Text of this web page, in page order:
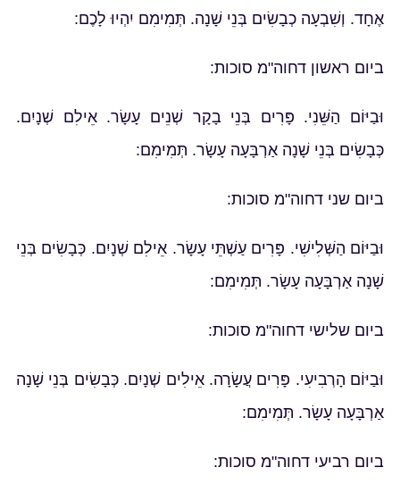
אֶחָד. וְשִׁבְעָה כְבָשִׂים בְּנֵי שָׁנָה. תְּמִימִם יִהְיוּ לָכֶם:
ביום ראשון דחוה"מ סוכות:
וּבַיּוֹם הַשֵּׁנִי. פָּרִים בְּנֵי בָקָר שְׁנֵים עָשָׂר. אֵילִם שְׁנָיִם.
כְּבָשִׂים בְּנֵי שָׁנָה אַרְבָּעָה עָשָׂר. תְּמִימִם:
ביום שני דחוה"מ סוכות:
וּבַיּוֹם הַשְּׁלִישִׁי. פָּרִים עַשְׁתֵּי עָשָׂר. אֵילִם שְׁנָיִם. כְּבָשִׂים בְּנֵי
שָׁנָה אַרְבָּעָה עָשָׂר. תְּמִימִם:
ביום שלישי דחוה"מ סוכות:
וּבַיּוֹם הָרְבִיעִי. פָּרִים עֲשָׂרָה. אֵילִים שְׁנָיִם. כְּבָשִׂים בְּנֵי שָׁנָה
אַרְבָּעָה עָשָׂר. תְּמִימִם:
ביום רביעי דחוה"מ סוכות: